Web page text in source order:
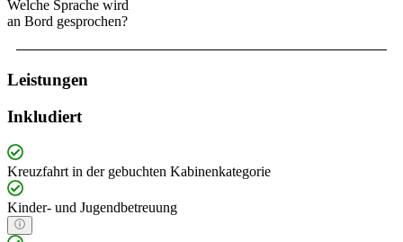
Welche Sprache wird
an Bord gesprochen?
Leistungen
Inkludiert
Kreuzfahrt in der gebuchten Kabinenkategorie
Kinder- und Jugendbetreuung